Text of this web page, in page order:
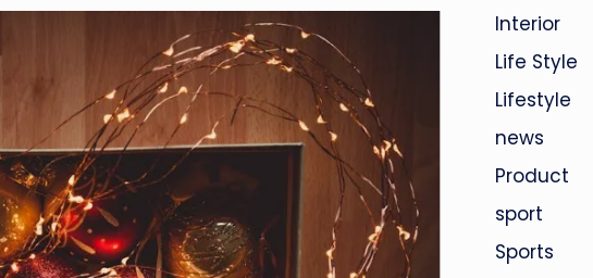
Interior
Life Style
Lifestyle
news
Product
sport
Sports